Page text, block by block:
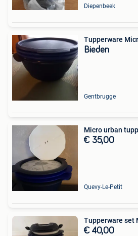
Diepenbeek
Tupperware
Bieden
Gentbrugge
Micro urban
€ 35,00
Quevy-Le-Petit
Tupperware set
€ 40,00